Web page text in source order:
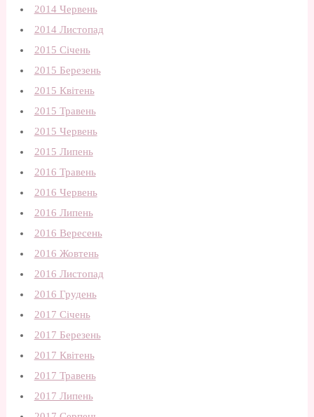
2014 Червень
2014 Листопад
2015 Січень
2015 Березень
2015 Квітень
2015 Травень
2015 Червень
2015 Липень
2016 Травень
2016 Червень
2016 Липень
2016 Вересень
2016 Жовтень
2016 Листопад
2016 Грудень
2017 Січень
2017 Березень
2017 Квітень
2017 Травень
2017 Липень